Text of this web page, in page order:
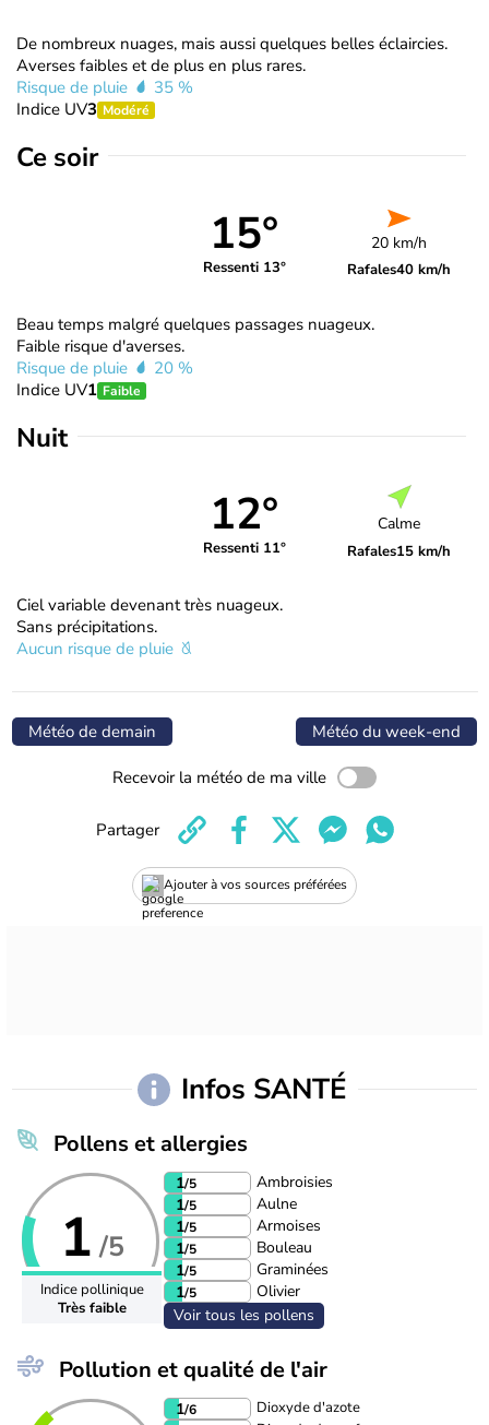
De nombreux nuages, mais aussi quelques belles éclaircies.
Averses faibles et de plus en plus rares.
Risque de pluie
35 %
Indice UV3 Modéré
Ce soir
15°
Ressenti 13°
20 km/h
Rafales40 km/h
Beau temps malgré quelques passages nuageux.
Faible risque d'averses.
Risque de pluie
20 %
Indice UV1 Faible
Nuit
12°
Ressenti 11°
Calme
Rafales15 km/h
Ciel variable devenant très nuageux.
Sans précipitations.
Aucun risque de pluie
Météo de demain Météo du week-end
Recevoir la météo de ma ville
Ajouter à vos sources préférées
Partager
Infos SANTÉ
Pollens et allergies
1 /5
Indice pollinique
Très faible
1/5
Ambroisies
1/5
Aulne
1/5
Armoises
1/5
Bouleau
1/5
Graminées
1/5
Olivier
Voir tous les pollens
Pollution et qualité de l'air
1/6 Dioxyde d'azote